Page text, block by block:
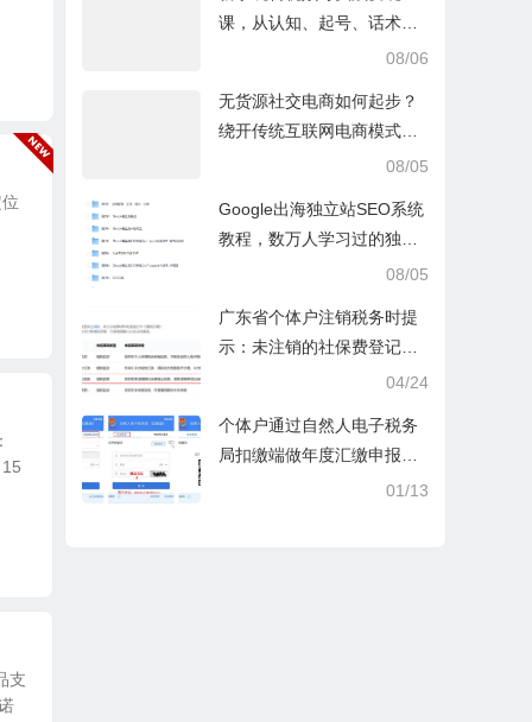
支
课，从认知、起号、话术、
选品、开播到投放的全链路
08/06
无货源社交电商如何起步？
绕开传统互联网电商模式撒
豆成兵，实现跨平台交易实
08/05
Google出海独立站SEO系统
教程，数万人学习过的独立
08/05
广东省个体户注销税务时提
示：未注销的社保费登记信
04/24
个体户通过自然人电子税务
局扣缴端做年度汇缴申报税
时显示要交税，不是可以免
01/13